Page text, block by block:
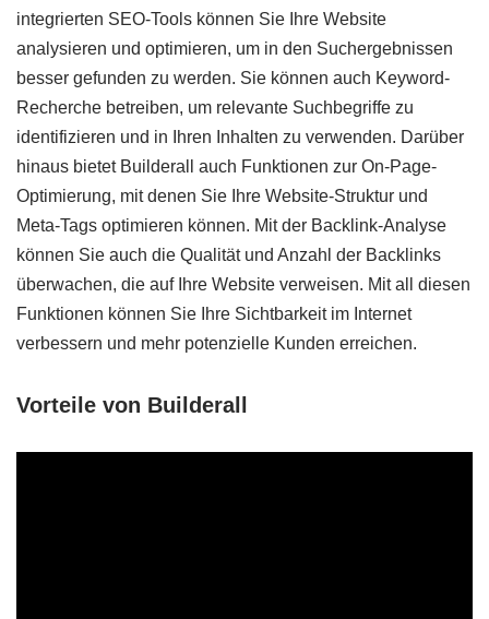
integrierten SEO-Tools können Sie Ihre Website
analysieren und optimieren, um in den Suchergebnissen
besser gefunden zu werden. Sie können auch Keyword-
Recherche betreiben, um relevante Suchbegriffe zu
identifizieren und in Ihren Inhalten zu verwenden. Darüber
hinaus bietet Builderall auch Funktionen zur On-Page-
Optimierung, mit denen Sie Ihre Website-Struktur und
Meta-Tags optimieren können. Mit der Backlink-Analyse
können Sie auch die Qualität und Anzahl der Backlinks
überwachen, die auf Ihre Website verweisen. Mit all diesen
Funktionen können Sie Ihre Sichtbarkeit im Internet
verbessern und mehr potenzielle Kunden erreichen.
Vorteile von Builderall